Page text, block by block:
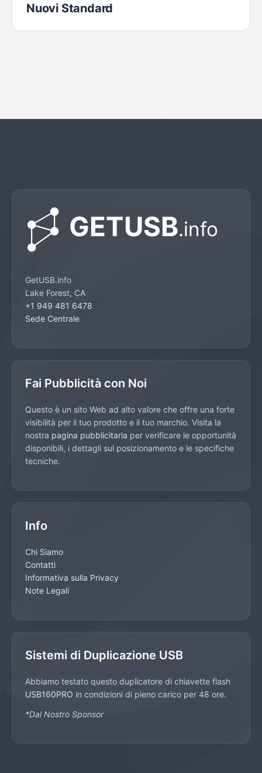
Nuovi Standard
GetUSB.info
Lake Forest, CA
+1 949 481 6478
Sede Centrale
Fai Pubblicità con Noi
Questo è un sito Web ad alto valore che offre una forte
visibilità per il tuo prodotto e il tuo marchio. Visita la
nostra pagina pubblicitaria per verificare le opportunità
disponibili, i dettagli sul posizionamento e le specifiche
tecniche.
Info
Chi Siamo
Contatti
Informativa sulla Privacy
Note Legali
Sistemi di Duplicazione USB
Abbiamo testato questo duplicatore di chiavette flash
USB160PRO in condizioni di pieno carico per 48 ore.
*Dal Nostro Sponsor